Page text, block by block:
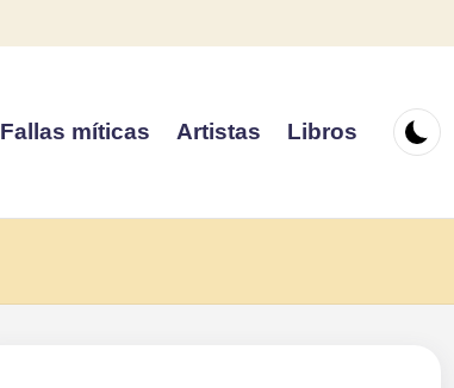
Fallas míticas Artistas Libros